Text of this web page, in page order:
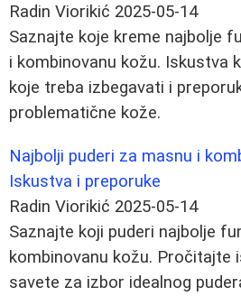
Radin Viorikić 2025-05-14
Saznajte koje kreme najbolje
i kombinovanu kožu. Iskustva
koje treba izbegavati i
problematične kože.
Najbolji puderi za masnu i
Iskustva i preporuke
Radin Viorikić 2025-05-14
Saznajte koji puderi najbolje
kombinovanu kožu. Pročitajte
savete za izbor idealnog